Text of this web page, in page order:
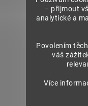
– přijmout
analytické a
Povolením
váš
Více